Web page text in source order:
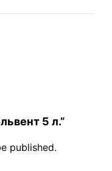
5 л.”
published.